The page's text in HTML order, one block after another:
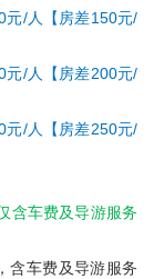
元/人【房差150元/
元/人【房差200元/
元/人【房差250元/
含车费及导游服务
含车费及导游服务